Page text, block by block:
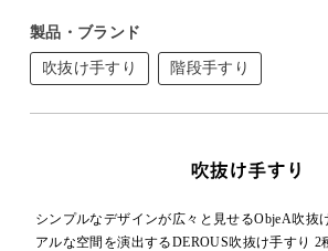
製品・ブランド
吹抜け手すり 階段手すり
シンプルなデザインが広々と見せるObjeA吹抜
アルな空間を演出するDEROUS吹抜け手すり